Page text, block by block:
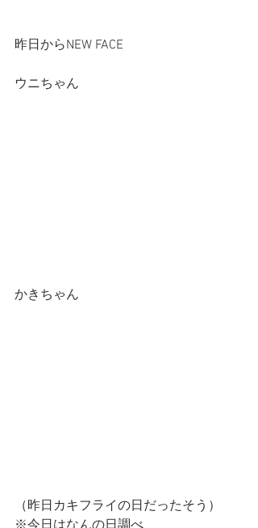
昨日からNEW FACE
ウニちゃん
かきちゃん
（昨日カキフライの日だったそう）